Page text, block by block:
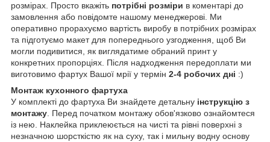
розмірах. Просто вкажіть потрібні розміри в коментарі до
замовлення або повідомте нашому менеджерові. Ми
оперативно прорахуємо вартість виробу в потрібних розмірах
та підготуємо макет для попереднього узгодження, щоб Ви
могли подивитися, як виглядатиме обраний принт у
конкретних пропорціях. Після надходження передоплати ми
виготовимо фартух Вашої мрії у термін 2-4 робочих дні :)
Монтаж кухонного фартуха
У комплекті до фартуха Ви знайдете детальну інструкцію з
монтажу. Перед початком монтажу обов'язково ознайомтеся
із нею. Наклейка приклеюється на чисті та рівні поверхні з
незначною шорсткістю як на суху, так і мильну водну основу